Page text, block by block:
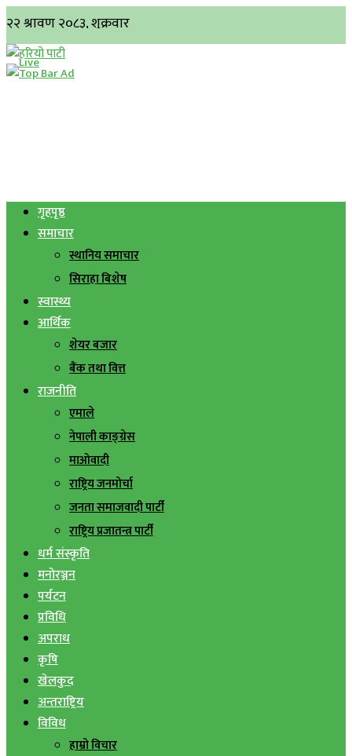
गृहपृष्ठ
समाचार
स्थानिय समाचार
सिराहा बिशेष
स्वास्थ्य
आर्थिक
शेयर बजार
बैंक तथा वित्त
राजनीति
एमाले
नेपाली काङ्ग्रेस
माओवादी
राष्ट्रिय जनमोर्चा
जनता समाजवादी पार्टी
राष्ट्रिय प्रजातन्त्र पार्टी
धर्म संस्कृति
मनोरञ्जन
पर्यटन
प्रविधि
अपराध
कृषि
खेलकुद
अन्तराष्ट्रिय
विविध
हाम्रो विचार